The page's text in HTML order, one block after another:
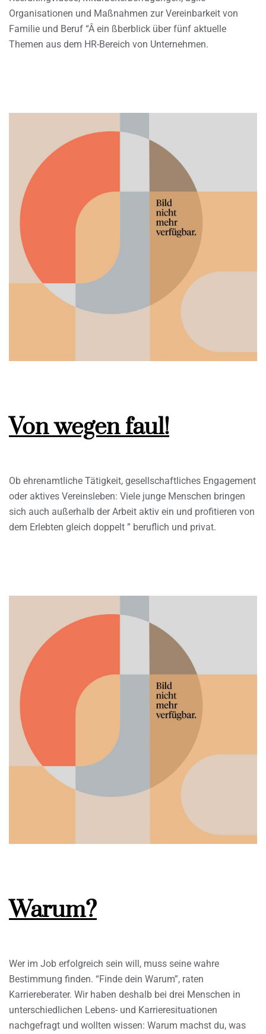
Organisationen und Maßnahmen zur Vereinbarkeit von
Familie und Beruf “Â ein ßberblick über fünf aktuelle
Themen aus dem HR-Bereich von Unternehmen.
Von wegen faul!
Ob ehrenamtliche Tätigkeit, gesellschaftliches Engagement
oder aktives Vereinsleben: Viele junge Menschen bringen
sich auch außerhalb der Arbeit aktiv ein und profitieren von
dem Erlebten gleich doppelt ” beruflich und privat.
Warum?
Wer im Job erfolgreich sein will, muss seine wahre
Bestimmung finden. “Finde dein Warum”, raten
Karriereberater. Wir haben deshalb bei drei Menschen in
unterschiedlichen Lebens- und Karrieresituationen
nachgefragt und wollten wissen: Warum machst du, was